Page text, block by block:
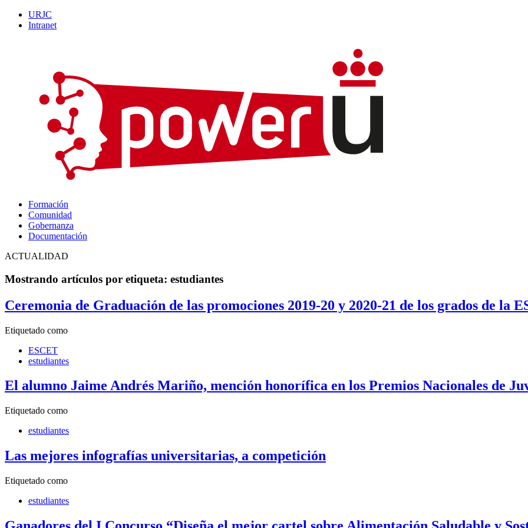
URJC
Intranet
Formación
Comunidad
Gobernanza
Documentación
ACTUALIDAD
Mostrando artículos por etiqueta: estudiantes
Ceremonia de Graduación de las promociones 2019-20 y 2020-21 de los grados de la
Etiquetado como
ESCET
estudiantes
El alumno Jaime Andrés Mariño, mención honorífica en los Premios Nacionales de
Etiquetado como
estudiantes
Las mejores infografías universitarias, a competición
Etiquetado como
estudiantes